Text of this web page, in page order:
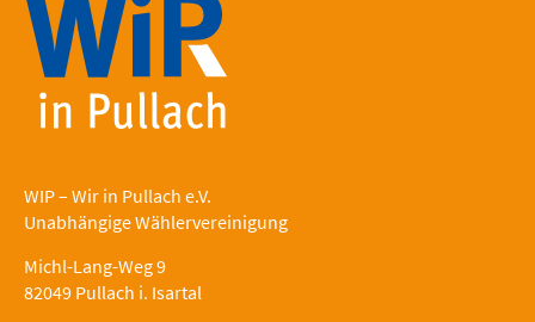
WIP – Wir in Pullach e.V.
Unabhängige Wählervereinigung
Michl-Lang-Weg 9
82049 Pullach i. Isartal